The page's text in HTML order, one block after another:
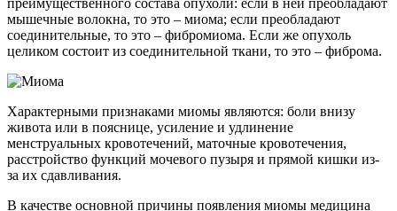
мышечные волокна, то это – миома; если преобладают
соединительные, то это – фибромиома. Если же опухоль
целиком состоит из соединительной ткани, то это – фиброма.
Характерными признаками миомы являются: боли внизу
живота или в пояснице, усиление и удлинение
менструальных кровотечений, маточные кровотечения,
расстройство функций мочевого пузыря и прямой кишки из-
за их сдавливания.
В качестве основной причины появления миомы медицина